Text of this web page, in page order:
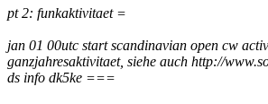
pt 2: funkaktivitaet =
jan 01 00utc start scandinavian open cw
ganzjahresaktivitaet, siehe auch http://
ds info dk5ke ===